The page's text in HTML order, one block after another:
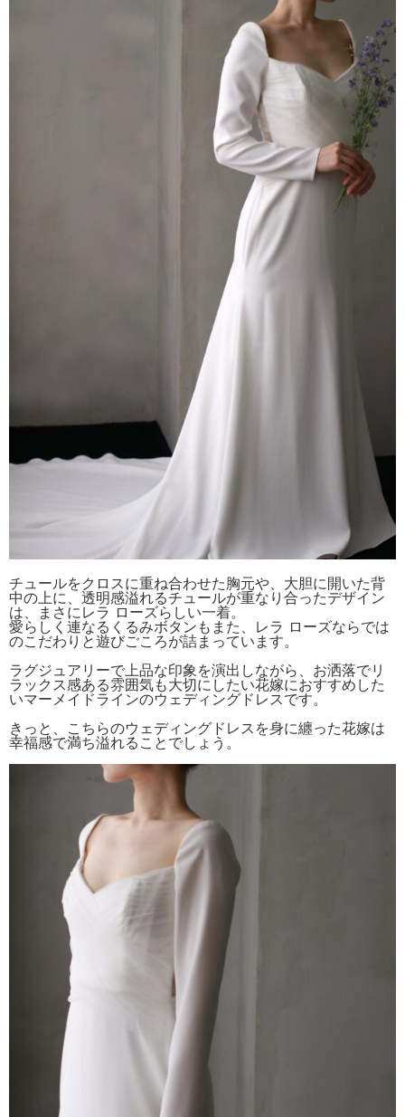
チュールをクロスに重ね合わせた胸元や、大胆に開いた背
中の上に、透明感溢れるチュールが重なり合ったデザイン
は、まさにレラ ローズらしい一着。
愛らしく連なるくるみボタンもまた、レラ ローズならでは
のこだわりと遊びごころが詰まっています。
ラグジュアリーで上品な印象を演出しながら、お洒落でリ
ラックス感ある雰囲気も大切にしたい花嫁におすすめした
いマーメイドラインのウェディングドレスです。
きっと、こちらのウェディングドレスを身に纏った花嫁は
幸福感で満ち溢れることでしょう。